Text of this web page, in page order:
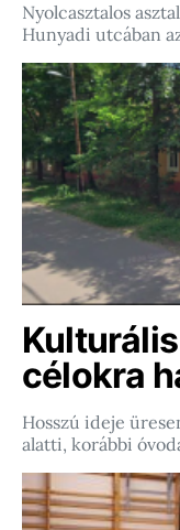
Nyolcasztalos
Hunyadi utcában
célokra
Hosszú ideje
alatti, korábbi